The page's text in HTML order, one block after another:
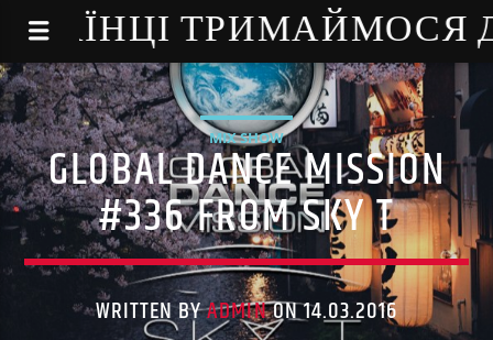
- УКРАЇНЦІ
MIX SHOW
GLOBAL DANCE MISSION
#336 FROM SKY T
WRITTEN BYADMINON 14.03.2016